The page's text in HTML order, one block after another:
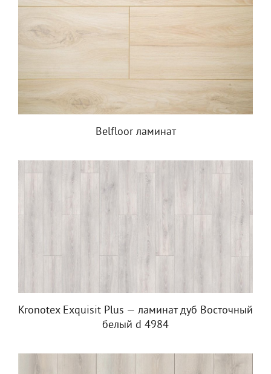
Belfloor ламинат
Kronotex Exquisit Plus — ламинат дуб Восточный
белый d 4984